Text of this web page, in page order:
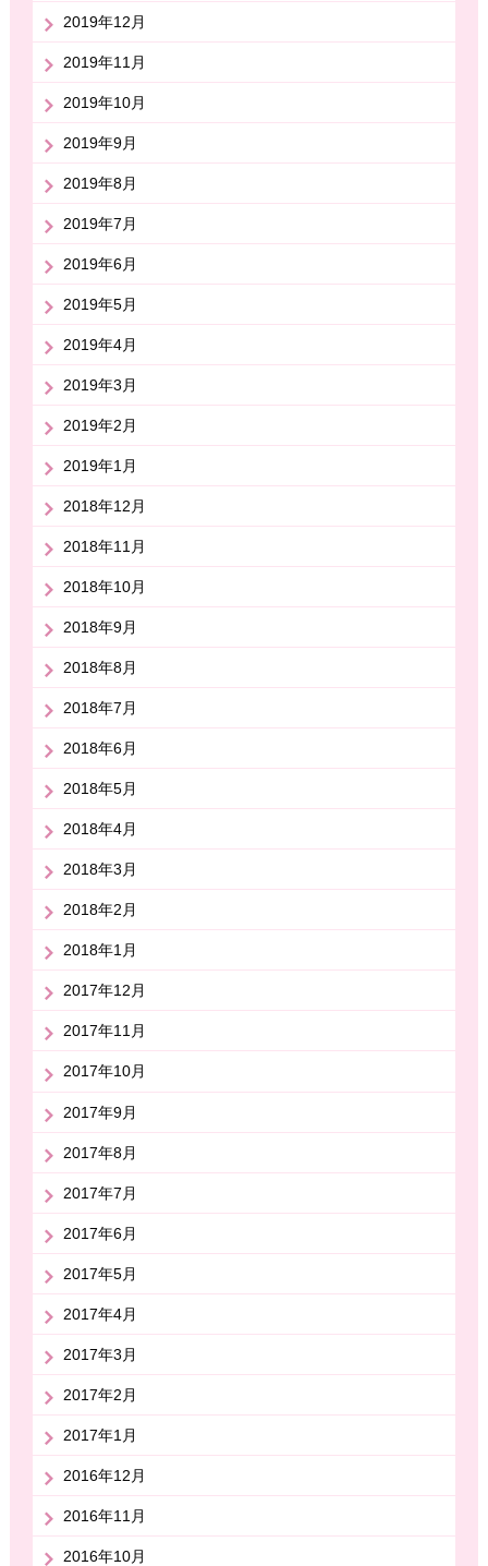
2019年12月
2019年11月
2019年10月
2019年9月
2019年8月
2019年7月
2019年6月
2019年5月
2019年4月
2019年3月
2019年2月
2019年1月
2018年12月
2018年11月
2018年10月
2018年9月
2018年8月
2018年7月
2018年6月
2018年5月
2018年4月
2018年3月
2018年2月
2018年1月
2017年12月
2017年11月
2017年10月
2017年9月
2017年8月
2017年7月
2017年6月
2017年5月
2017年4月
2017年3月
2017年2月
2017年1月
2016年12月
2016年11月
2016年10月